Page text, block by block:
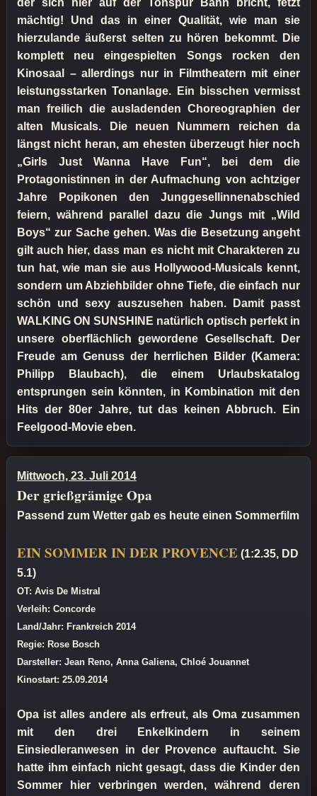
der sich hier auf der Tonspur Bahn bricht, fetzt
mächtig! Und das in einer Qualität, wie man sie
hierzulande äußerst selten zu hören bekommt. Die
komplett neu eingespielten Songs rocken den
Kinosaal – allerdings nur in Filmtheatern mit einer
leistungsstarken Tonanlage. Ein bisschen vermisst
man freilich die ausladenden Choreographien der
alten Musicals. Die neuen Nummern reichen da
längst nicht heran, am ehesten überzeugt hier noch
„Girls Just Wanna Have Fun“, bei dem die
Protagonistinnen in der Aufmachung von achtziger
Jahre Popikonen den Junggesellinnenabschied
feiern, während parallel dazu die Jungs mit „Wild
Boys“ zur Sache gehen. Was die Besetzung angeht
gilt auch hier, dass man es nicht mit Charakteren zu
tun hat, wie man sie aus Hollywood-Musicals kennt,
sondern um Abziehbilder ohne Tiefe, die einfach nur
schön und sexy auszusehen haben. Damit passt
WALKING ON SUNSHINE natürlich optisch perfekt in
unsere oberflächlich gewordene Gesellschaft. Der
Freude am Genuss der herrlichen Bilder (Kamera:
Philipp Blaubach), die einem Urlaubskatalog
entsprungen sein könnten, in Kombination mit den
Hits der 80er Jahre, tut das keinen Abbruch. Ein
Feelgood-Movie eben.
Mittwoch, 23. Juli 2014
Der grießgrämige Opa
Passend zum Wetter gab es heute einen Sommerfilm
EIN SOMMER IN DER PROVENCE (1:2.35, DD
5.1)
OT: Avis De Mistral
Verleih: Concorde
Land/Jahr: Frankreich 2014
Regie: Rose Bosch
Darsteller: Jean Reno, Anna Galiena, Chloé Jouannet
Kinostart: 25.09.2014
Opa ist alles andere als erfreut, als Oma zusammen
mit den drei Enkelkindern in seinem
Einsiedleranwesen in der Provence auftaucht. Sie
hatte ihm einfach nicht gesagt, dass die Kinder den
Sommer hier verbringen werden, während deren